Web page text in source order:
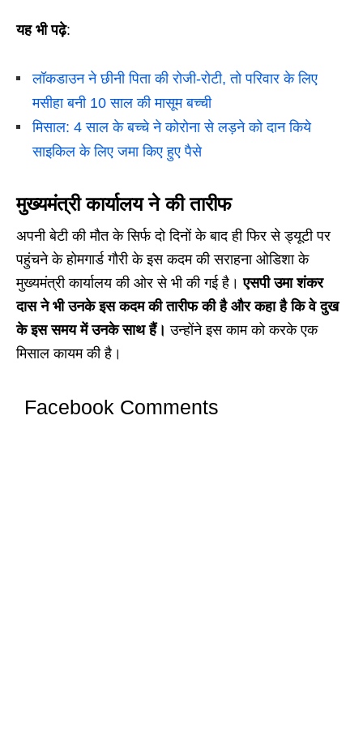
यह भी पढ़े:
लॉकडाउन ने छीनी पिता की रोजी-रोटी, तो परिवार के लिए
मसीहा बनी 10 साल की मासूम बच्ची
मिसाल: 4 साल के बच्चे ने कोरोना से लड़ने को दान किये
साइकिल के लिए जमा किए हुए पैसे
मुख्यमंत्री कार्यालय ने की तारीफ
अपनी बेटी की मौत के सिर्फ दो दिनों के बाद ही फिर से ड्यूटी पर
पहुंचने के होमगार्ड गौरी के इस कदम की सराहना ओडिशा के
मुख्यमंत्री कार्यालय की ओर से भी की गई है।एसपी उमा शंकर
दास ने भी उनके इस कदम की तारीफ की है और कहा है कि वे दुख
के इस समय में उनके साथ हैं। उन्होंने इस काम को करके एक
मिसाल कायम की है।
Facebook Comments